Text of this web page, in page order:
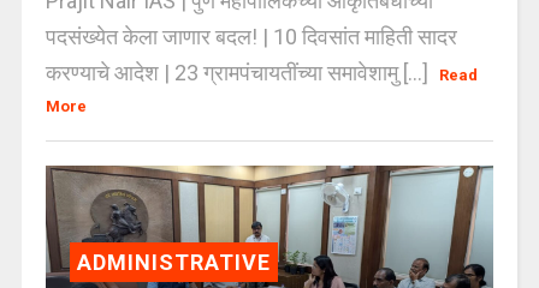
पदसंख्येत केला जाणार बदल! | 10 दिवसांत माहिती सादर
करण्याचे आदेश | 23 ग्रामपंचायतींच्या समावेशामु [...]
Read
More
ADMINISTRATIVE